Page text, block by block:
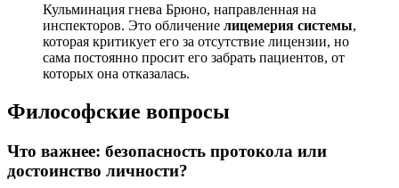
Кульминация гнева Брюно, направленная на
инспекторов. Это обличение лицемерия системы,
которая критикует его за отсутствие лицензии, но
сама постоянно просит его забрать пациентов, от
которых она отказалась.
Философские вопросы
Что важнее: безопасность протокола или
достоинство личности?